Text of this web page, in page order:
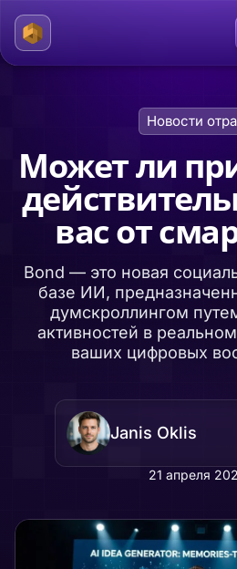
Новости
Может ли
вас от
Bond — это новая
базе ИИ,
думскроллингом
активностей в
ваших цифровых
Janis Oklis
21 апреля